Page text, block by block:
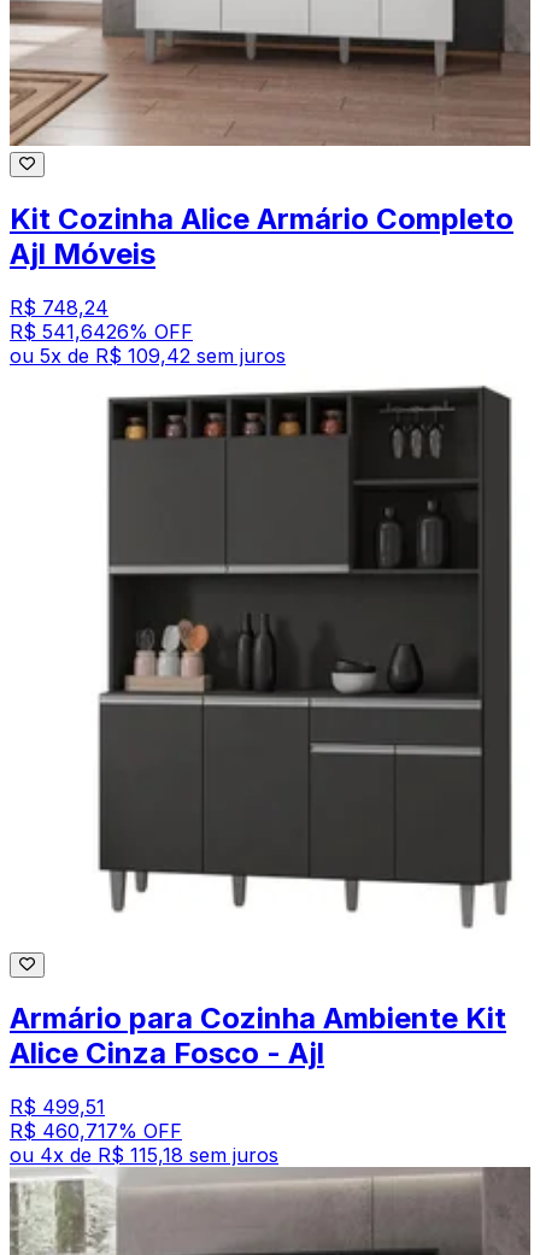
Kit Cozinha Alice Armário Completo
Ajl Móveis
R$ 748,24
R$ 541,6426% OFF
ou 5x de R$ 109,42 sem juros
Armário para Cozinha Ambiente Kit
Alice Cinza Fosco - Ajl
R$ 499,51
R$ 460,717% OFF
ou 4x de R$ 115,18 sem juros